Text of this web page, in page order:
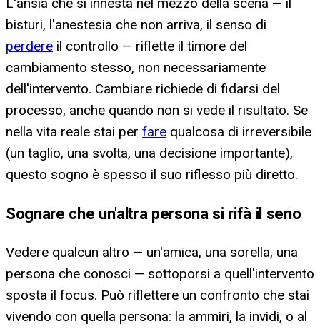
bisturi, l'anestesia che non arriva, il senso di
perdere il controllo — riflette il timore del
cambiamento stesso, non necessariamente
dell'intervento. Cambiare richiede di fidarsi del
processo, anche quando non si vede il risultato. Se
nella vita reale stai per fare qualcosa di irreversibile
(un taglio, una svolta, una decisione importante),
questo sogno è spesso il suo riflesso più diretto.
Sognare che un'altra persona si rifà il seno
Vedere qualcun altro — un'amica, una sorella, una
persona che conosci — sottoporsi a quell'intervento
sposta il focus. Può riflettere un confronto che stai
vivendo con quella persona: la ammiri, la invidi, o al